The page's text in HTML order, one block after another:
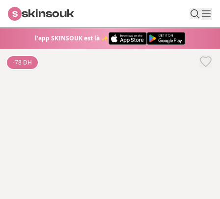
l'app SKINSOUK est là ✨
S skinsouk
-78 DH